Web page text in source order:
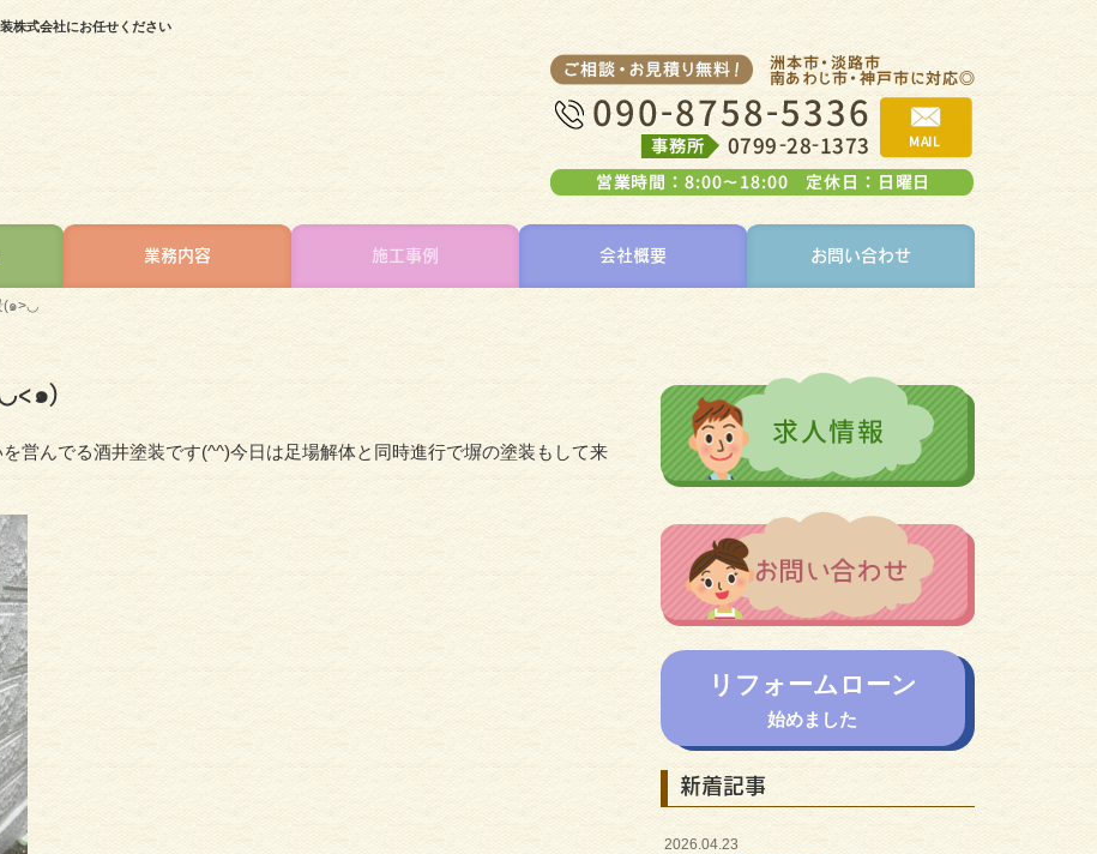
株式会社にお任せください
業務内容 施工事例 会社概要 お問い合わせ
(๑>◡
๑)
営んでる酒井塗装です(^^)今日は足場解体と同時進行で塀の塗装もして来
リフォームローン
始めました
新着記事
2026.04.23